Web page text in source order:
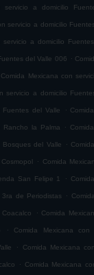
servicio a domicilio
servicio a domicilio
servicio a domicilio
del Valle 006 .
Comida Mexicana con
servicio a domicilio
Fuentes del Valle .
Rancho la Palma .
Bosques del Valle .
. Comida
San Felipe 1 .
3ra de Periodistas .
. Comida
. Comida Mexicana
. Comida Mexicana
. Comida Mexicana